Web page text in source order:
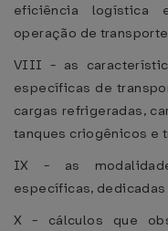
eficiência logística
operação de
VIII - as
específicas de
cargas refrigeradas,
tanques criogênicos e
IX - as
específicas,
X - cálculos que